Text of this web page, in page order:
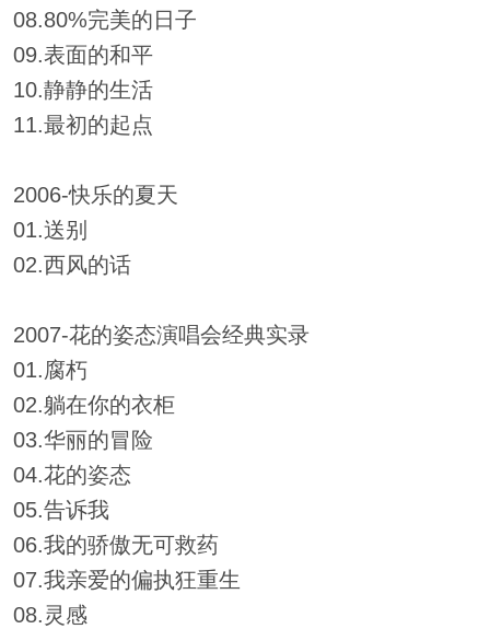
08.80%完美的日子
09.表面的和平
10.静静的生活
11.最初的起点
2006-快乐的夏天
01.送别
02.西风的话
2007-花的姿态演唱会经典实录
01.腐朽
02.躺在你的衣柜
03.华丽的冒险
04.花的姿态
05.告诉我
06.我的骄傲无可救药
07.我亲爱的偏执狂重生
08.灵感